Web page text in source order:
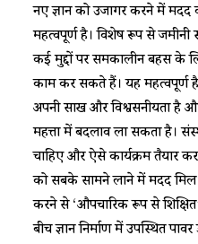
नए ज्ञान को उजागर करने में मदद
महत्वपूर्ण है। विशेष रूप से
कई मुद्दों पर समकालीन बहस के
काम कर सकते हैं। यह महत्वपूर्ण
अपनी साख और विश्वसनीयता है
महत्ता में बदलाव ला सकता है।
चाहिए और ऐसे कार्यक्रम तैयार
को सबके सामने लाने में मदद
करने से ‘औपचारिक रूप से
बीच ज्ञान निर्माण में उपस्थित